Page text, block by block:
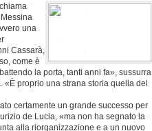
una
Cassarà,
come è
la porta, tanti anni fa», sussurra
proprio una strana storia quella del
certamente un grande successo per
de Lucia, «ma non ha segnato la
alla riorganizzazione e a un nuovo